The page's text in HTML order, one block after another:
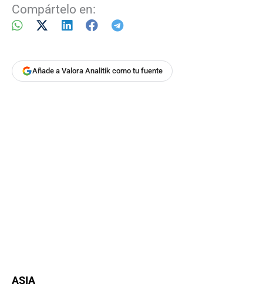
Compártelo en:
Añade a Valora Analitik como tu fuente
ASIA